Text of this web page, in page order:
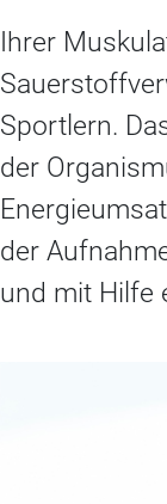
Ihrer
Sportlern.
der
der
und mit Hilfe